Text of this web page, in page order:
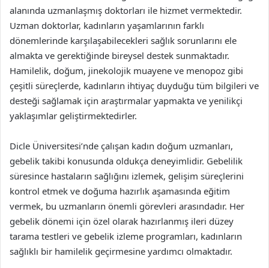
alanında uzmanlaşmış doktorları ile hizmet vermektedir.
Uzman doktorlar, kadınların yaşamlarının farklı
dönemlerinde karşılaşabilecekleri sağlık sorunlarını ele
almakta ve gerektiğinde bireysel destek sunmaktadır.
Hamilelik, doğum, jinekolojik muayene ve menopoz gibi
çeşitli süreçlerde, kadınların ihtiyaç duyduğu tüm bilgileri ve
desteği sağlamak için araştırmalar yapmakta ve yenilikçi
yaklaşımlar geliştirmektedirler.
Dicle Üniversitesi’nde çalışan kadın doğum uzmanları,
gebelik takibi konusunda oldukça deneyimlidir. Gebelilik
süresince hastaların sağlığını izlemek, gelişim süreçlerini
kontrol etmek ve doğuma hazırlık aşamasında eğitim
vermek, bu uzmanların önemli görevleri arasındadır. Her
gebelik dönemi için özel olarak hazırlanmış ileri düzey
tarama testleri ve gebelik izleme programları, kadınların
sağlıklı bir hamilelik geçirmesine yardımcı olmaktadır.